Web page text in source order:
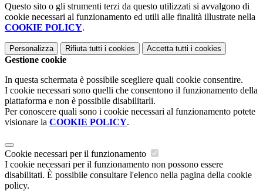
Questo sito o gli strumenti terzi da questo utilizzati si avvalgono di
cookie necessari al funzionamento ed utili alle finalità illustrate nella
COOKIE POLICY.
Personalizza Rifiuta tutti i cookies Accetta tutti i cookies
Gestione cookie
In questa schermata è possibile scegliere quali cookie consentire.
I cookie necessari sono quelli che consentono il funzionamento della
piattaforma e non è possibile disabilitarli.
Per conoscere quali sono i cookie necessari al funzionamento potete
visionare la COOKIE POLICY.
Cookie necessari per il funzionamento
I cookie necessari per il funzionamento non possono essere
disabilitati. È possibile consultare l'elenco nella pagina della cookie
policy.